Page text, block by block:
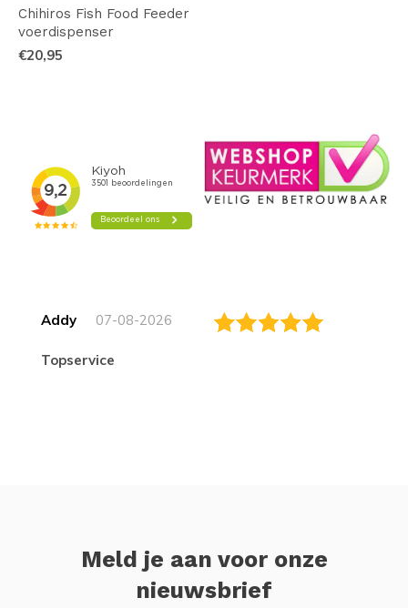
Chihiros Fish Food Feeder
voerdispenser
€20,95
Addy 07-08-2026
topservice
Meld je aan voor onze
nieuwsbrief